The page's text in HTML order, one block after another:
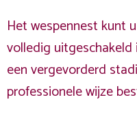
Het wespennest kunt
volledig uitgeschakeld
een vergevorderd
professionele wijze